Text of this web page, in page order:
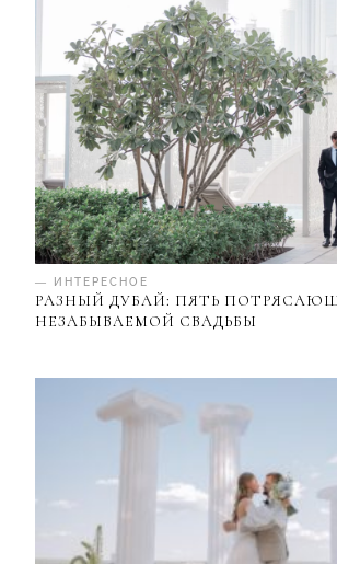
— ИНТЕРЕСНОЕ
РАЗНЫЙ ДУБАЙ: ПЯТЬ
НЕЗАБЫВАЕМОЙ СВАДЬБЫ